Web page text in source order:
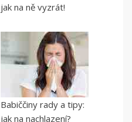
jak na ně vyzrát!
Babiččiny rady a tipy:
jak na nachlazení?